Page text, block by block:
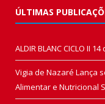
ÚLTIMAS
ALDIR BLANC CICLO II 14
Vigia de Nazaré Lança
Alimentar e Nutricional